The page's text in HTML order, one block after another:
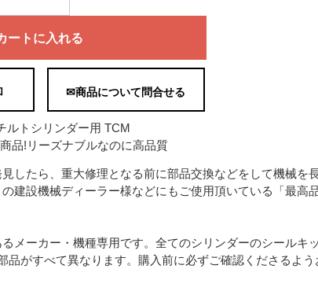
ートに入れる
✉商品について問合せる
ルトシリンダー用 TCM
品!リーズナブルなのに高品質
したら、重大修理となる前に部品交換などをして機械を
建設機械ディーラー様などにもご使用頂いている「最高
るメーカー・機種専用です。全てのシリンダーのシールキ
品がすべて異なります。購入前に必ずご確認くださるよう